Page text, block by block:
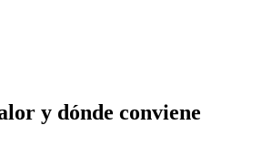
y dónde conviene